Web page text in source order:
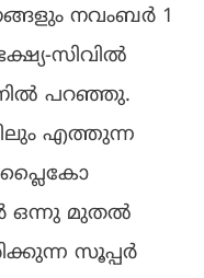
നവംബർ 1
സിവിൽ
പറഞ്ഞു.
എത്തുന്ന
ഒന്നു മുതൽ
സൂപ്പര്‍